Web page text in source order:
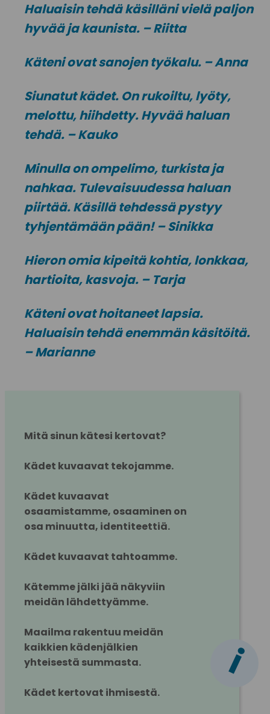
Haluaisin tehdä käsilläni vielä paljon
hyvää ja kaunista. – Riitta
Käteni ovat sanojen työkalu. – Anna
Siunatut kädet. On rukoiltu, lyöty,
melottu, hiihdetty. Hyvää haluan
tehdä. – Kauko
Minulla on ompelimo, turkista ja
nahkaa. Tulevaisuudessa haluan
piirtää. Käsillä tehdessä pystyy
tyhjentämään pään! – Sinikka
Hieron omia kipeitä kohtia, lonkkaa,
hartioita, kasvoja. – Tarja
Käteni ovat hoitaneet lapsia.
Haluaisin tehdä enemmän käsitöitä.
– Marianne
Mitä sinun kätesi kertovat?
Kädet kuvaavat tekojamme.
Kädet kuvaavat
osaamistamme, osaaminen on
osa minuutta, identiteettiä.
Kädet kuvaavat tahtoamme.
Kätemme jälki jää näkyviin
meidän lähdettyämme.
Maailma rakentuu meidän
kaikkien kädenjälkien
yhteisestä summasta.
Kädet kertovat ihmisestä.
i